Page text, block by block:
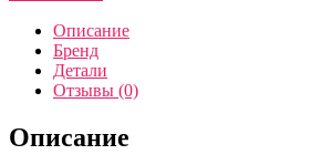
Описание
Бренд
Детали
Отзывы (0)
Описание